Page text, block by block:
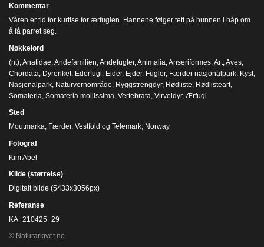
Kommentar
Våren er tid for kurtise for ærfuglen. Hannene følger tett på hunnen i håp om
å få parret seg.
Nøkkelord
(nt) Anatidae Andefamilien Andefugler, Animalia Anseriformes Art Aves
Chordata Dyreriket Ederfugl Eider, Ejder, Fugler, Færder nasjonalpark Kyst
Nasjonalpark Naturvernområde Ryggstrengdyr, Rødliste Rødlisteart
Somateria Somateria mollissima Vertebrata Virveldyr, Ærfugl
Sted
Moutmarka, Færder, Vestfold og Telemark, Norway
Fotograf
Kim Abel
Kilde (størrelse)
Digitalt bilde (5433x3056px)
Referanse
KA_210425_29
© Naturarkivet.no